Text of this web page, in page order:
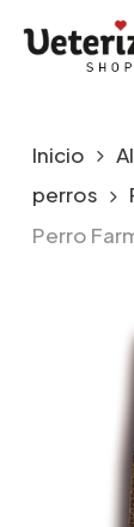
Inicio
perros
Perro